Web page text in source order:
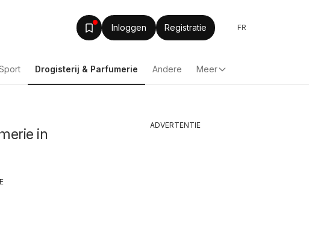
Inloggen Registratie FR
Drogisterij & Parfumerie Andere Meer
in
ADVERTENTIE